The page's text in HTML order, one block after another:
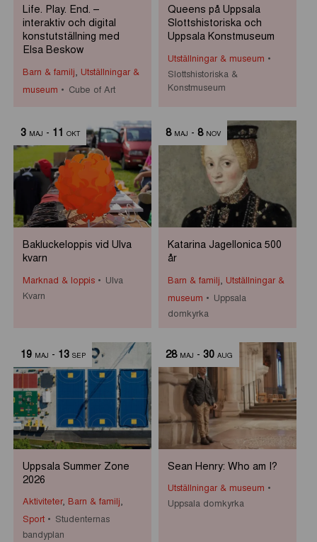
Life. Play. End. –
interaktiv och digital
konstutställning med
Elsa Beskow
Barn & familj Utställningar &
museum
Cube of Art
Queens på Uppsala
Slottshistoriska och
Uppsala Konstmuseum
Utställningar & museum
Slottshistoriska &
Konstmuseum
3 MAJ - 11 OKT
Bakluckeloppis vid Ulva
kvarn
Marknad & loppis
Ulva
Kvarn
8 MAJ - 8 NOV
Katarina Jagellonica 500
år
Barn & familj Utställningar &
museum
Uppsala
domkyrka
19 MAJ - 13 SEP
Uppsala Summer Zone
2026
Aktiviteter, Barn & familj,
Sport
Studenternas
bandyplan
28 MAJ - 30 AUG
Sean Henry: Who am I?
Utställningar & museum
Uppsala domkyrka